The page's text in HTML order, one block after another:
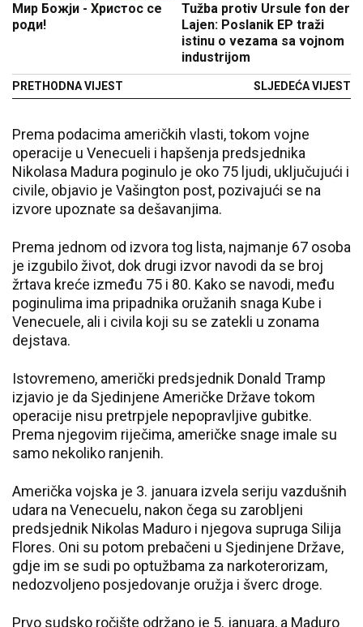
Мир Божји - Христос се
роди!
PRETHODNA VIJEST
Tužba protiv Ursule fon der
Lajen: Poslanik EP traži
istinu o vezama sa vojnom
industrijom
SLJEDEĆA VIJEST
Prema podacima američkih vlasti, tokom vojne
operacije u Venecueli i hapšenja predsjednika
Nikolasa Madura poginulo je oko 75 ljudi, uključujući i
civile, objavio je Vašington post, pozivajući se na
izvore upoznate sa dešavanjima.
Prema jednom od izvora tog lista, najmanje 67 osoba
je izgubilo život, dok drugi izvor navodi da se broj
žrtava kreće između 75 i 80. Kako se navodi, među
poginulima ima pripadnika oružanih snaga Kube i
Venecuele, ali i civila koji su se zatekli u zonama
dejstava.
Istovremeno, američki predsjednik Donald Tramp
izjavio je da Sjedinjene Američke Države tokom
operacije nisu pretrpjele nepopravljive gubitke.
Prema njegovim riječima, američke snage imale su
samo nekoliko ranjenih.
Američka vojska je 3. januara izvela seriju vazdušnih
udara na Venecuelu, nakon čega su zarobljeni
predsjednik Nikolas Maduro i njegova supruga Silija
Flores. Oni su potom prebačeni u Sjedinjene Države,
gdje im se sudi po optužbama za narkoterorizam,
nedozvoljeno posjedovanje oružja i šverc droge.
Prvo sudsko ročište održano je 5. januara, a Maduro